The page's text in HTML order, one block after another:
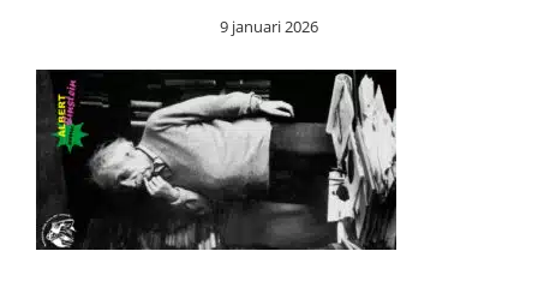
9 januari 2026